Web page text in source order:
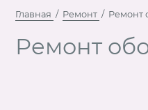
Главная Ремонт Ремонт
Ремонт